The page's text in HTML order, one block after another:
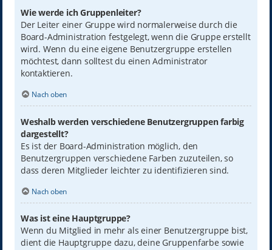
Wie werde ich Gruppenleiter?
Der Leiter einer Gruppe wird normalerweise durch die
Board-Administration festgelegt, wenn die Gruppe erstellt
wird. Wenn du eine eigene Benutzergruppe erstellen
möchtest, dann solltest du einen Administrator
kontaktieren.
Nach oben
Weshalb werden verschiedene Benutzergruppen farbig
dargestellt?
Es ist der Board-Administration möglich, den
Benutzergruppen verschiedene Farben zuzuteilen, so
dass deren Mitglieder leichter zu identifizieren sind.
Nach oben
Was ist eine Hauptgruppe?
Wenn du Mitglied in mehr als einer Benutzergruppe bist,
dient die Hauptgruppe dazu, deine Gruppenfarbe sowie